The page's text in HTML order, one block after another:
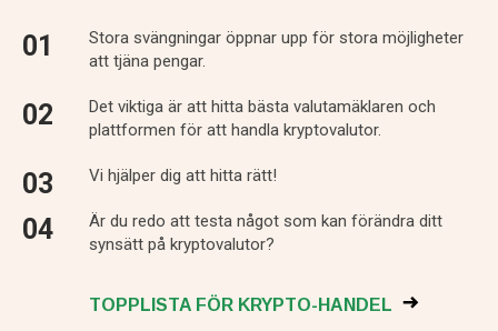
Stora svängningar öppnar upp för stora möjligheter
att tjäna pengar.
Det viktiga är att hitta bästa valutamäklaren och
plattformen för att handla kryptovalutor.
Vi hjälper dig att hitta rätt!
Är du redo att testa något som kan förändra ditt
synsätt på kryptovalutor?
TOPPLISTA FÖR KRYPTO-HANDEL